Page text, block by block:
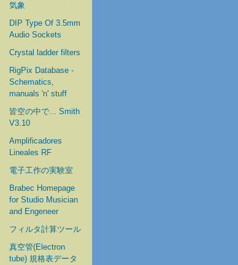
気象
DIP Type Of 3.5mm
Audio Sockets
Crystal ladder filters
RigPix Database -
Schematics,
manuals 'n' stuff
皆空の中で... Smith
V3.10
Amplificadores
Lineales RF
電子工作の実験室
Brabec Homepage
for Studio Musician
and Engeneer
フィルタ計算ツール
真空管(Electron
tube) 規格表データ